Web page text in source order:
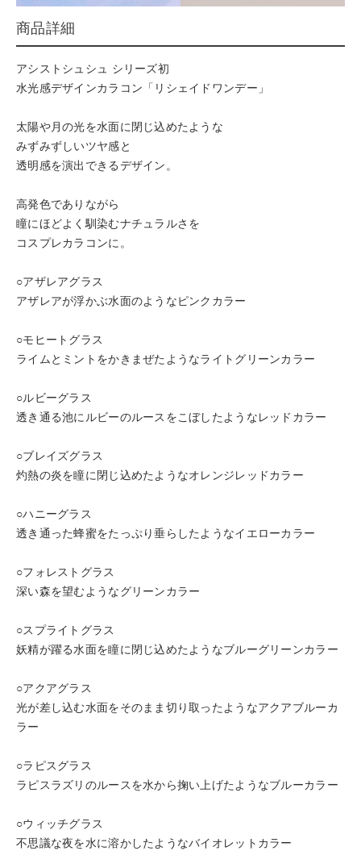
商品詳細
アシストシュシュ シリーズ初
水光感デザインカラコン「リシェイドワンデー」
太陽や月の光を水面に閉じ込めたような
みずみずしいツヤ感と
透明感を演出できるデザイン。
高発色でありながら
瞳にほどよく馴染むナチュラルさを
コスプレカラコンに。
○アザレアグラス
アザレアが浮かぶ水面のようなピンクカラー
○モヒートグラス
ライムとミントをかきまぜたようなライトグリーンカラー
○ルビーグラス
透き通る池にルビーのルースをこぼしたようなレッドカラー
○ブレイズグラス
灼熱の炎を瞳に閉じ込めたようなオレンジレッドカラー
○ハニーグラス
透き通った蜂蜜をたっぷり垂らしたようなイエローカラー
○フォレストグラス
深い森を望むようなグリーンカラー
○スプライトグラス
妖精が躍る水面を瞳に閉じ込めたようなブルーグリーンカラー
○アクアグラス
光が差し込む水面をそのまま切り取ったようなアクアブルーカ
ラー
○ラピスグラス
ラピスラズリのルースを水から掬い上げたようなブルーカラー
○ウィッチグラス
不思議な夜を水に溶かしたようなバイオレットカラー